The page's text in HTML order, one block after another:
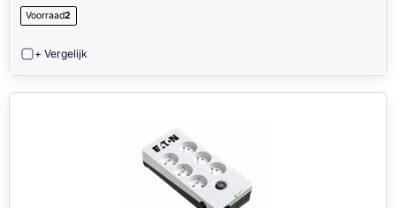
Voorraad2
+ Vergelijk